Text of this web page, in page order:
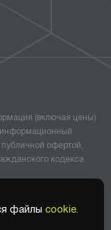
файлы cookie.
(включая цены)
информационный
офертой,
кодекса